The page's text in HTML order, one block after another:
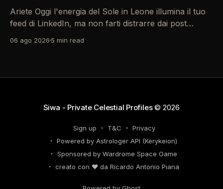
Ariete Oggi l'energia del Sole in Leone illumina il tuo
feed di LinkedIn, ma non farti distrarre dai post
tuoi desideri professionali! Giove ti spinge verso il
06 ago 2026 5 min read
Siwa - Private Celestial Profiles© 2026
Sign up T&C
Privacy
Powered by Astrologer API (Kerykeion)
Sponsored by Wardrome Space Game
creato con ❤️ da Ricardo Antonio Piana